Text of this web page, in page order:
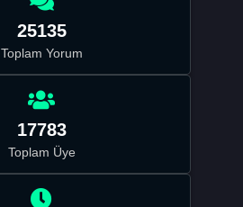
25135
Toplam Yorum
17783
Toplam Üye